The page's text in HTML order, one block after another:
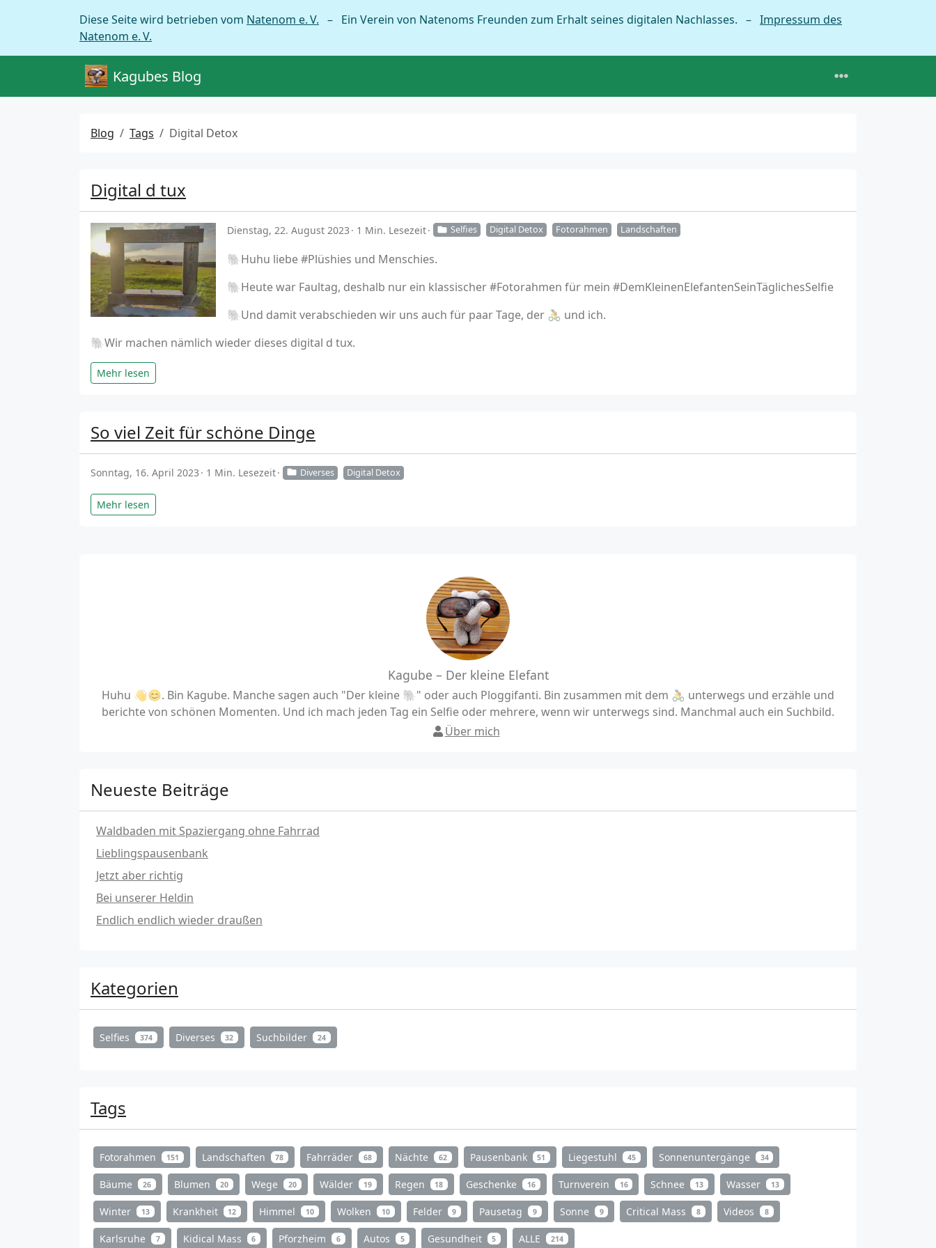
Diese Seite wird betrieben vom Natenom e. V. – Ein Verein von Natenoms Freunden zum Erhalt seines digitalen Nachlasses. – Impressum des
Natenom e. V.
Kagubes Blog
Blog Tags Digital Detox
Digital d tux
Dienstag, 22. August 2023 1 Min. Lesezeit Selfies Digital Detox Fotorahmen Landschaften
🐘Huhu liebe #Plüshies und Menschies.
🐘Heute war Faultag, deshalb nur ein klassischer #Fotorahmen für mein #DemKleinenElefantenSeinTäglichesSelfie
🐘Und damit verabschieden wir uns auch für paar Tage, der 🚴 und ich.
🐘Wir machen nämlich wieder dieses digital d tux.
Mehr lesen
So viel Zeit für schöne Dinge
Sonntag, 16. April 2023 1 Min. Lesezeit Diverses Digital Detox
Mehr lesen
Kagube – Der kleine Elefant
Huhu 👋😊. Bin Kagube. Manche sagen auch "Der kleine 🐘" oder auch Ploggifanti. Bin zusammen mit dem 🚴 unterwegs und erzähle und
berichte von schönen Momenten. Und ich mach jeden Tag ein Selfie oder mehrere, wenn wir unterwegs sind. Manchmal auch ein Suchbild.
Über mich
Neueste Beiträge
Waldbaden mit Spaziergang ohne Fahrrad
Lieblingspausenbank
Jetzt aber richtig
Bei unserer Heldin
Endlich endlich wieder draußen
Kategorien
Selfies 374 Diverses 32 Suchbilder 24
Tags
Fotorahmen 151 Landschaften 78 Fahrräder 68 Nächte 62 Pausenbank 51 Liegestuhl 45 Sonnenuntergänge 34
Bäume 26 Blumen 20 Wege 20 Wälder 19 Regen 18 Geschenke 16 Turnverein 16 Schnee 13 Wasser 13
Winter 13 Krankheit 12 Himmel 10 Wolken 10 Felder 9 Pausetag 9 Sonne 9 Critical Mass 8 Videos 8
Karlsruhe 7 Kidical Mass 6 Pforzheim 6 Autos 5 Gesundheit 5 ALLE 214